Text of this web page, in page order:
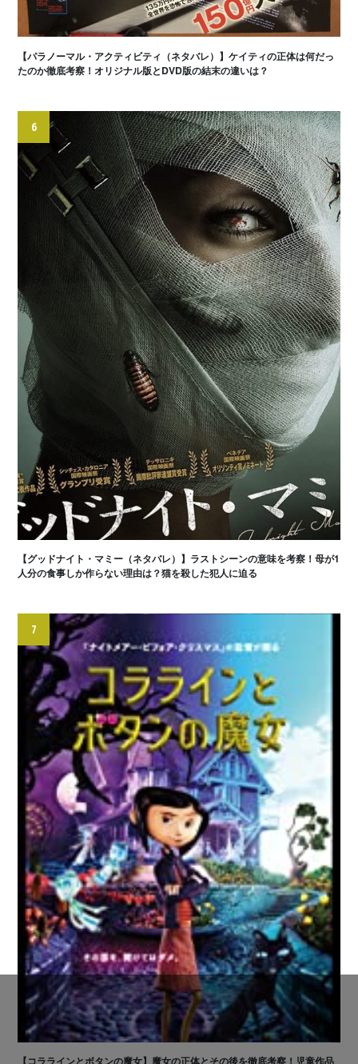
【パラノーマル・アクティビティ（ネタバレ）】ケイティの正体は何だっ
たのか徹底考察！オリジナル版とDVD版の結末の違いは？
6
【グッドナイト・マミー（ネタバレ）】ラストシーンの意味を考察！母が1
人分の食事しか作らない理由は？猫を殺した犯人に迫る
7
【コララインとボタンの魔女】魔女の正体とその後を徹底考察！児童作品